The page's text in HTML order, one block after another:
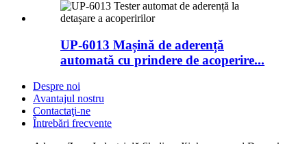
UP-6013 Mașină de aderență
automată cu prindere de acoperire...
Despre noi
Avantajul nostru
Contactaţi-ne
Întrebări frecvente